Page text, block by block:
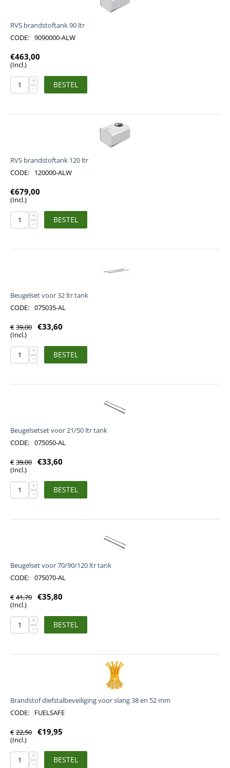
RVS brandstoftank 90 ltr
CODE: 9090000-ALW
€463,00
(Incl.)
+
− BESTEL
RVS brandstoftank 120 ltr
CODE:
120000-ALW
€679,00
(Incl.)
+
− BESTEL
Beugelset voor 32 ltr tank
CODE: 075035-AL
€ 39,00 €33,60
(Incl.)
+
− BESTEL
Beugelsetset voor 21/50 ltr tank
CODE: 075050-AL
€ 39,00 €33,60
(Incl.)
+
− BESTEL
Beugelset voor 70/90/120 ltr tank
CODE: 075070-AL
€ 41,70 €35,80
(Incl.)
+
− BESTEL
Brandstof diefstalbeveiliging voor slang 38 en 52 mm
CODE:
FUELSAFE
€ 22,50 €19,95
(Incl.)
+
− BESTEL